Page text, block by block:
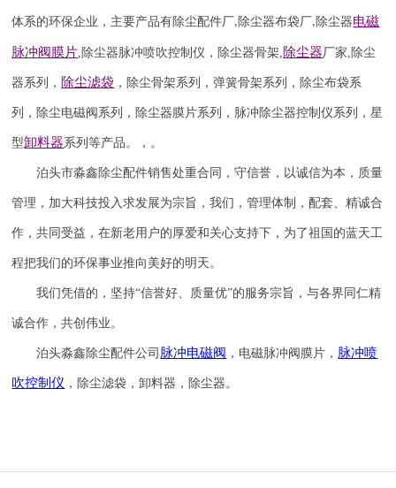
体系的环保企业，主要产品有除尘配件厂, 除尘器布袋厂, 除尘器电磁
脉冲阀膜片, 除尘器脉冲喷吹控制仪 ， 除尘器骨架,除尘器厂家, 除尘
器系列， 除尘滤袋 ，除尘骨架系列，弹簧骨架系列，除尘布袋系
列，除尘电磁阀系列，除尘器膜片系列，脉冲除尘器控制仪系列，星
型卸料器系列等产品。，。
泊头市淼鑫除尘配件销售处重合同，守信誉，以诚信为本，质量
管理，加大科技投入求发展为宗旨，我们，管理体制，配套、精诚合
作，共同受益，在新老用户的厚爱和关心支持下，为了祖国的蓝天工
程把我们的环保事业推向美好的明天。
我们凭借的，坚持“信誉好、质量优”的服务宗旨，与各界同仁精
诚合作，共创伟业。
泊头淼鑫除尘配件公司 脉冲电磁阀 ，电磁脉冲阀膜片， 脉冲喷
吹控制仪 ，除尘滤袋，卸料器，除尘器。